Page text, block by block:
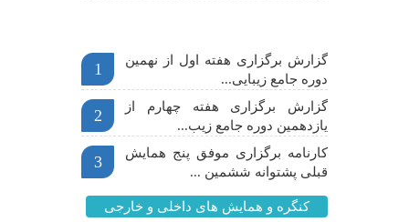
1
گزارش برگزاری هفته اول از نهمین
دوره جامع زیبایی...
2
گزارش برگزاری هفته چهارم از
یازدهمین دوره جامع زیب...
3
کارنامه برگزاری موفق پنج همایش
قبلی پشتوانه ششمین ...
کنگره و همایش های داخلی و خارجی